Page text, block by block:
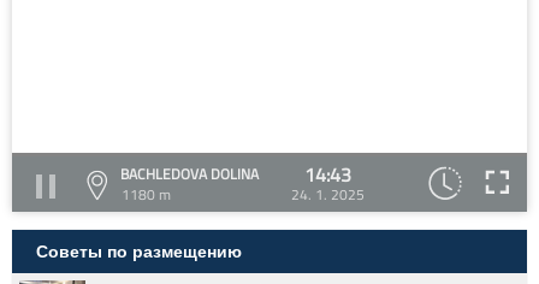
BACHLEDOVA DOLINA
1180 m
14:43
24. 1. 2025
Советы по размещению